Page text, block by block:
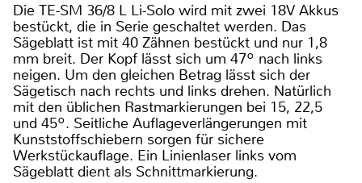
Die TE-SM 36/8 L Li-Solo wird mit zwei 18V Akkus
bestückt, die in Serie geschaltet werden. Das
Sägeblatt ist mit 40 Zähnen bestückt und nur 1,8
mm breit. Der Kopf lässt sich um 47º nach links
neigen. Um den gleichen Betrag lässt sich der
Sägetisch nach rechts und links drehen. Natürlich
mit den üblichen Rastmarkierungen bei 15, 22,5
und 45º. Seitliche Auflageverlängerungen mit
Kunststoffschiebern sorgen für sichere
Werkstückauflage. Ein Linienlaser links vom
Sägeblatt dient als Schnittmarkierung.